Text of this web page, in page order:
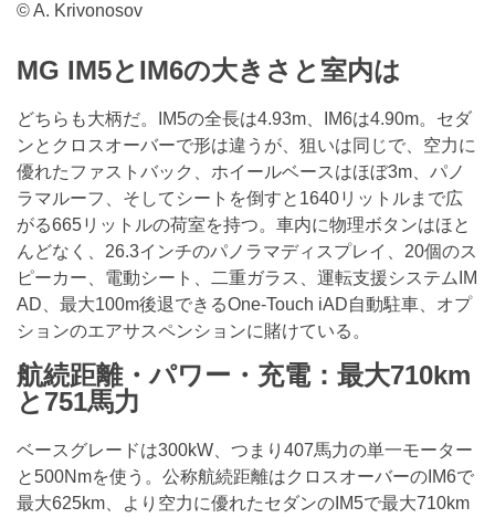
© A. Krivonosov
MG IM5とIM6の大きさと室内は
どちらも大柄だ。IM5の全長は4.93m、IM6は4.90m。セダ
ンとクロスオーバーで形は違うが、狙いは同じで、空力に
優れたファストバック、ホイールベースはほぼ3m、パノ
ラマルーフ、そしてシートを倒すと1640リットルまで広
がる665リットルの荷室を持つ。車内に物理ボタンはほと
んどなく、26.3インチのパノラマディスプレイ、20個のス
ピーカー、電動シート、二重ガラス、運転支援システムIM
AD、最大100m後退できるOne-Touch iAD自動駐車、オプ
ションのエアサスペンションに賭けている。
航続距離・パワー・充電：最大710km
と751馬力
ベースグレードは300kW、つまり407馬力の単一モーター
と500Nmを使う。公称航続距離はクロスオーバーのIM6で
最大625km、より空力に優れたセダンのIM5で最大710km